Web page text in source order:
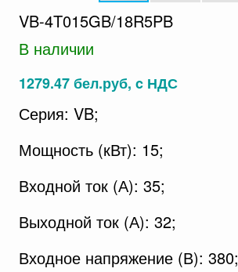
VB-4T015GB/18R5PB
В наличии
1279.47 бел.руб, c НДС
Серия: VB;
Мощность (кВт): 15;
Входной ток (А): 35;
Выходной ток (А): 32;
Входное напряжение (В): 380;